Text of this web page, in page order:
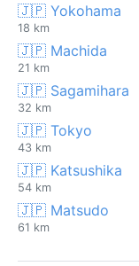
🇯🇵 Yokohama
18 km
🇯🇵 Machida
21 km
🇯🇵 Sagamihara
32 km
🇯🇵 Tokyo
43 km
🇯🇵 Katsushika
54 km
🇯🇵 Matsudo
61 km